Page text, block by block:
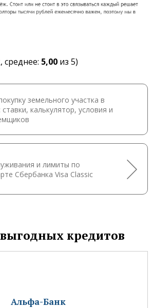
среднее: 5,00 из 5)
земельного участка в
калькулятор, условия и
и лимиты по
Сбербанка Visa Classic
кредитов
Альфа-Банк